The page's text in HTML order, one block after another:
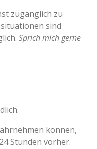
zugänglich zu
sind
Sprich mich gerne
können,
Stunden vorher.